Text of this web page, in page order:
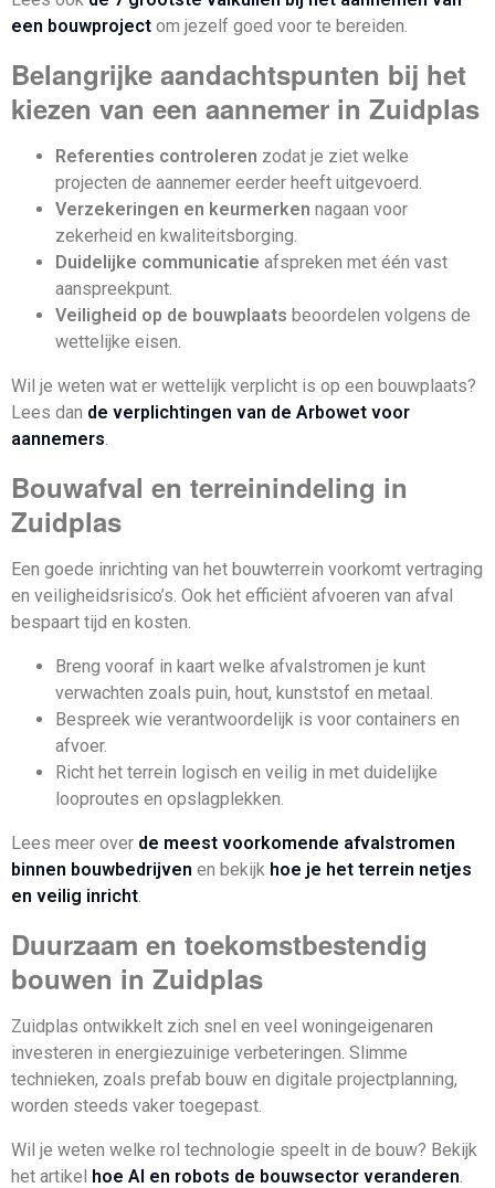
een bouwproject om jezelf goed voor te bereiden.
Belangrijke aandachtspunten bij het
kiezen van een aannemer in Zuidplas
Referenties controleren zodat je ziet welke
projecten de aannemer eerder heeft uitgevoerd.
Verzekeringen en keurmerken nagaan voor
zekerheid en kwaliteitsborging.
Duidelijke communicatie afspreken met één vast
aanspreekpunt.
Veiligheid op de bouwplaats beoordelen volgens de
wettelijke eisen.
Wil je weten wat er wettelijk verplicht is op een bouwplaats?
Lees dan de verplichtingen van de Arbowet voor
aannemers.
Bouwafval en terreinindeling in
Zuidplas
Een goede inrichting van het bouwterrein voorkomt vertraging
en veiligheidsrisico’s. Ook het efficiënt afvoeren van afval
bespaart tijd en kosten.
Breng vooraf in kaart welke afvalstromen je kunt
verwachten zoals puin, hout, kunststof en metaal.
Bespreek wie verantwoordelijk is voor containers en
afvoer.
Richt het terrein logisch en veilig in met duidelijke
looproutes en opslagplekken.
Lees meer over de meest voorkomende afvalstromen
binnen bouwbedrijven en bekijk hoe je het terrein netjes
en veilig inricht.
Duurzaam en toekomstbestendig
bouwen in Zuidplas
Zuidplas ontwikkelt zich snel en veel woningeigenaren
investeren in energiezuinige verbeteringen. Slimme
technieken, zoals prefab bouw en digitale projectplanning,
worden steeds vaker toegepast.
Wil je weten welke rol technologie speelt in de bouw? Bekijk
het artikel hoe AI en robots de bouwsector veranderen.